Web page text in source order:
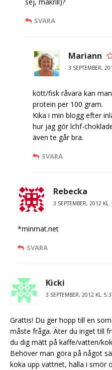
SVARA
Mariann
3 SEPTEMBER,
kött/fisk råvara kan
protein per 100 gram.
Kika i min blogg efter
hur jag gör lchf-
även te går bra.
SVARA
Rebecka
3 SEPTEMBER, 2012
*minmat.net
SVARA
Kicki
3 SEPTEMBER, 2012 KL.
Grattis! Du ger hopp till en
måste fråga. Äter du inget till
du dig mätt på kaffe/vatten/
Behöver man göra på något
koka upp vattnet, hälla i smör